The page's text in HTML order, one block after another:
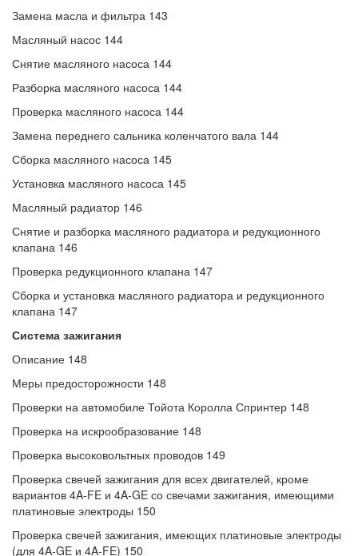
Замена масла и фильтра 143
Масляный насос 144
Снятие масляного насоса 144
Разборка масляного насоса 144
Проверка масляного насоса 144
Замена переднего сальника коленчатого вала 144
Сборка масляного насоса 145
Установка масляного насоса 145
Масляный радиатор 146
Снятие и разборка масляного радиатора и редукционного
клапана 146
Проверка редукционного клапана 147
Сборка и установка масляного радиатора и редукционного
клапана 147
Система зажигания
Описание 148
Меры предосторожности 148
Проверки на автомобиле Тойота Королла Спринтер 148
Проверка на искрообразование 148
Проверка высоковольтных проводов 149
Проверка свечей зажигания для всех двигателей, кроме
вариантов 4A-FE и 4A-GE со свечами зажигания, имеющими
платиновые электроды 150
Проверка свечей зажигания, имеющих платиновые электроды
(для 4A-GE и 4A-FE) 150